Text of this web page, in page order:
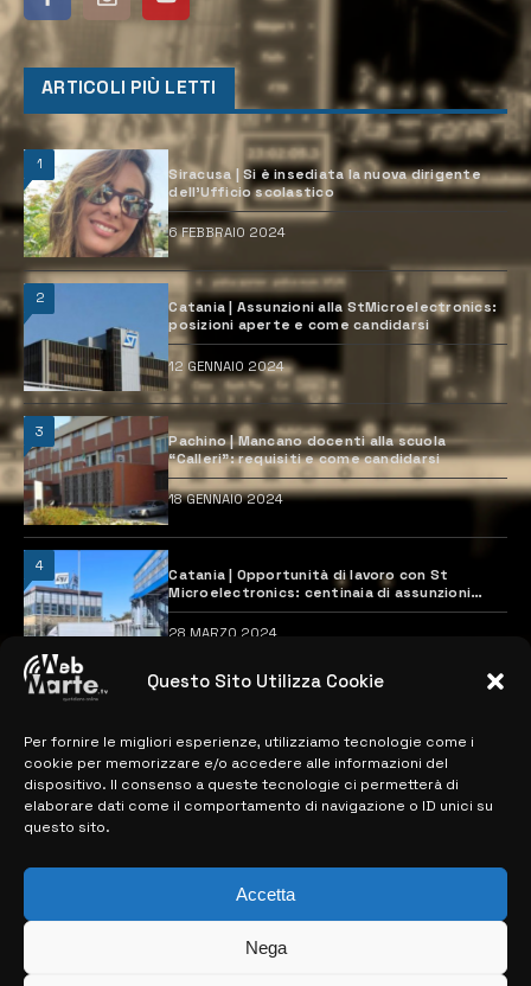
Questo Sito Utilizza Cookie
Per fornire le migliori esperienze, utilizziamo tecnologie come i
cookie per memorizzare e/o accedere alle informazioni del
dispositivo. Il consenso a queste tecnologie ci permetterà di
elaborare dati come il comportamento di navigazione o ID unici su
questo sito.
Accetta
Nega
ARTICOLI PIÙ LETTI
1
Siracusa | Si è insediata la nuova dirigente
dell’Ufficio scolastico
6 FEBBRAIO 2024
2
Catania | Assunzioni alla StMicroelectronics:
posizioni aperte e come candidarsi
12 GENNAIO 2024
3
Pachino | Mancano docenti alla scuola
“Calleri”: requisiti e come candidarsi
18 GENNAIO 2024
4
Catania | Opportunità di lavoro con St
Microelectronics: centinaia di assunzioni
previste
28 MARZO 2024
> NOTIZIE
> EDIZIONI LOCALI
> CONTATTI
> INFO